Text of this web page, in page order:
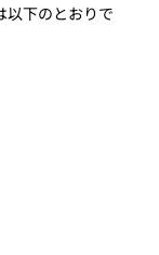
以下のとおりで